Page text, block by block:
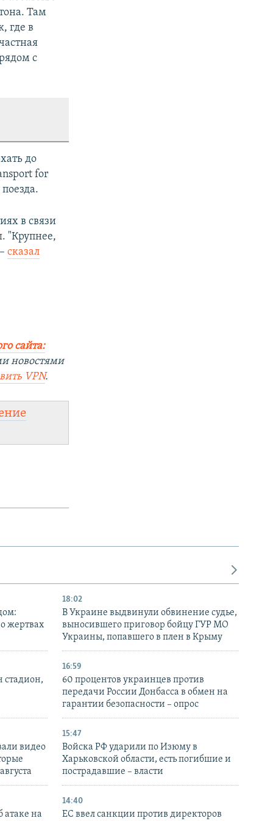
а
й
д
Там
где в
с
до
for
в связи
"Крупнее,
сказал
сайта:
новостями
VPN.
жертвах
18:02
В Украине выдвинули обвинение судье,
выносившего приговор бойцу ГУР МО
Украины, попавшего в плен в Крыму
стадион,
16:59
60 процентов украинцев против
передачи России Донбасса в обмен на
гарантии безопасности – опрос
видео
15:47
Войска РФ ударили по Изюму в
Харьковской области, есть погибшие и
пострадавшие – власти
на
14:40
ЕС ввел санкции против директоров